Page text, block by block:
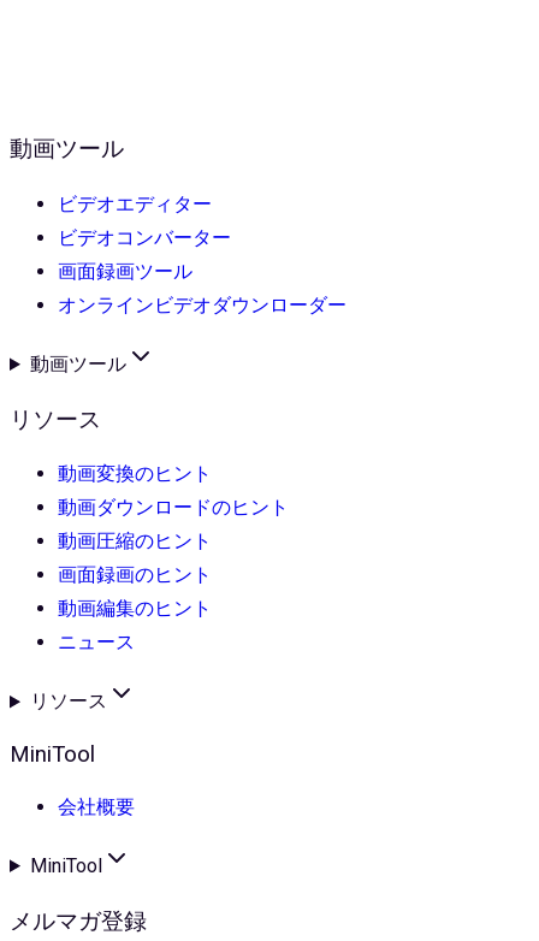
動画ツール
ビデオエディター
ビデオコンバーター
画面録画ツール
オンラインビデオダウンローダー
動画ツール
リソース
動画変換のヒント
動画ダウンロードのヒント
動画圧縮のヒント
画面録画のヒント
動画編集のヒント
ニュース
リソース
MiniTool
会社概要
MiniTool
メルマガ登録